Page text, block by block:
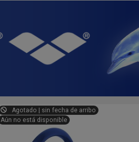
Agotado | sin fecha de arribo
Aún no está disponible